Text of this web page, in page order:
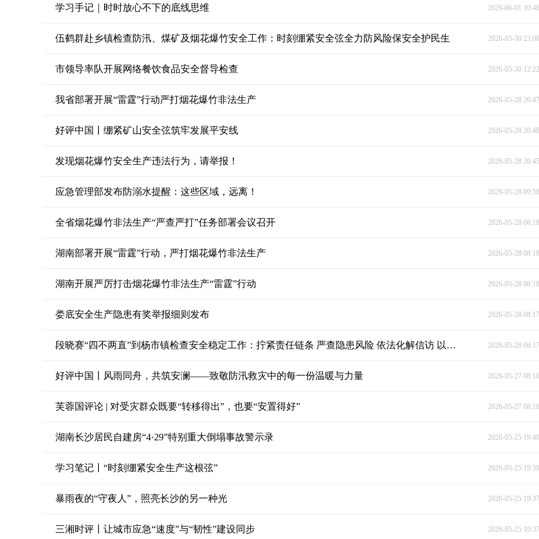
学习手记｜时时放心不下的底线思维 2026-06-01
伍鹤群赴乡镇检查防汛、煤矿及烟花爆竹安全工作：时刻绷紧安全弦全力防风险保安全护民生 2026-05-30
市领导率队开展网络餐饮食品安全督导检查 2026-05-30
我省部署开展“雷霆”行动严打烟花爆竹非法生产 2026-05-28
好评中国丨绷紧矿山安全弦筑牢发展平安线 2026-05-28
发现烟花爆竹安全生产违法行为，请举报！ 2026-05-28
应急管理部发布防溺水提醒：这些区域，远离！ 2026-05-28
全省烟花爆竹非法生产“严查严打”任务部署会议召开 2026-05-28
湖南部署开展“雷霆”行动，严打烟花爆竹非法生产 2026-05-28
湖南开展严厉打击烟花爆竹非法生产“雷霆”行动 2026-05-28
娄底安全生产隐患有奖举报细则发布 2026-05-28
段晓赛“四不两直”到杨市镇检查安全稳定工作：拧紧责任链条 严查隐患风险 依法化解信访 以最严密措施守住安全稳定基本盘 2026-05-28
好评中国丨风雨同舟，共筑安澜——致敬防汛救灾中的每一份温暖与力量 2026-05-27
芙蓉国评论 | 对受灾群众既要“转移得出”，也要“安置得好” 2026-05-27
湖南长沙居民自建房“4·29”特别重大倒塌事故警示录 2026-05-25
学习笔记丨“时刻绷紧安全生产这根弦” 2026-05-25
暴雨夜的“守夜人”，照亮长沙的另一种光 2026-05-25
三湘时评丨让城市应急“速度”与“韧性”建设同步 2026-05-25